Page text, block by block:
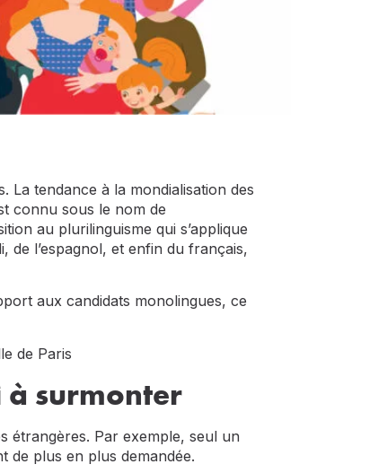
tendance à la mondialisation des
connu sous le nom de
au plurilinguisme qui s’applique
de l’espagnol, et enfin du français,
aux candidats monolingues, ce
de Paris
à surmonter
étrangères. Par exemple, seul un
de plus en plus demandée.